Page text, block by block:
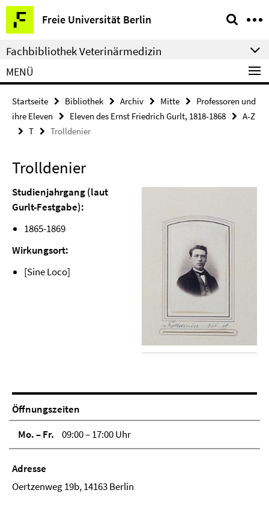
Springe
direkt
zu
Inhalt
Freie Universität Berlin
Service-
Navigation
Fachbibliothek Veterinärmedizin
MENÜ
Startseite Bibliothek Archiv Mitte
Professoren und
ihre Eleven
Eleven des Ernst Friedrich Gurlt, 1818-1868
A-Z
T
Trolldenier
Trolldenier
Studienjahrgang (laut
Gurlt-Festgabe):
1865-1869
Wirkungsort:
[Sine Loco]
Öffnungszeiten
Mo. – Fr.
09:00 – 17:00 Uhr
Adresse
Oertzenweg 19b, 14163 Berlin